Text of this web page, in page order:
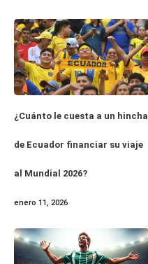
¿Cuánto le cuesta a un hincha
de Ecuador financiar su viaje
al Mundial 2026?
enero 11, 2026